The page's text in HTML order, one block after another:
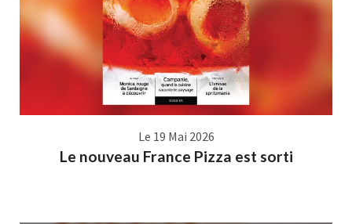
Le 19 Mai 2026
Le nouveau France Pizza est sorti